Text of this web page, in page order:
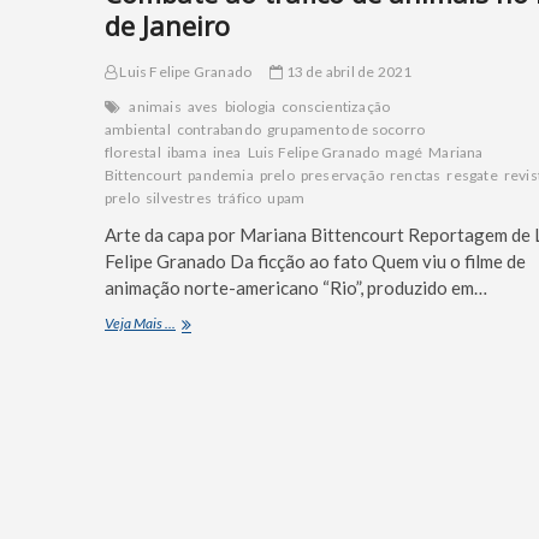
de Janeiro
Luis Felipe Granado
13 de abril de 2021
animais aves biologia conscientização
ambiental contrabando grupamento de socorro
florestal ibama inea Luis Felipe Granado magé Mariana
Bittencourt pandemia prelo preservação renctas resgate
prelo silvestres tráfico upam
Arte da capa por Mariana Bittencourt Reportagem de
Felipe Granado Da ficção ao fato Quem viu o filme de
animação norte-americano “Rio”, produzido em…
Veja Mais ...